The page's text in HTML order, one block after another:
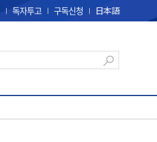
독자투고 구독신청 日本語